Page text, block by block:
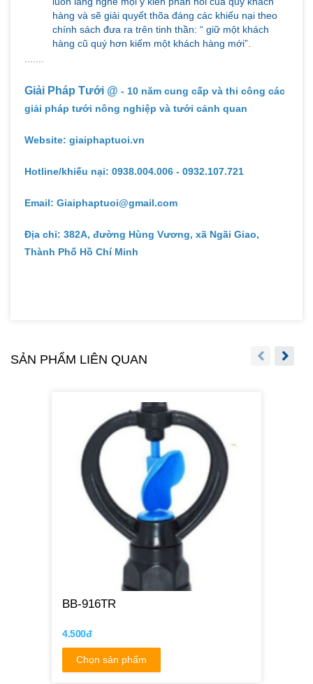
hàng và sẽ giải quyết thõa đáng các khiếu nại theo
chính sách đưa ra trên tinh thần: “ giữ một khách
hàng cũ quý hơn kiếm một khách hàng mới”.
Giải Pháp Tưới @ - 10 năm cung cấp và thi công các
giải pháp tưới nông nghiệp và tưới cảnh quan
Website: giaiphaptuoi.vn
Hotline/khiếu nại: 0938.004.006 - 0932.107.721
Email: Giaiphaptuoi@gmail.com
Địa chỉ: 382A, đường Hùng Vương, xã Ngãi Giao,
Thành Phố Hồ Chí Minh
SẢN PHẨM LIÊN QUAN
BB-916TR
4.500đ
Chọn sản phẩm